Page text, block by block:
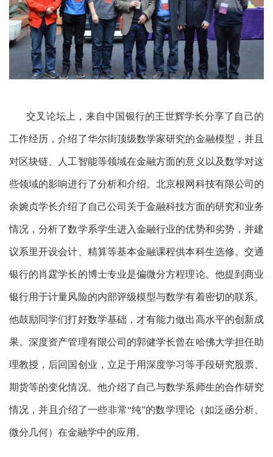
交叉论坛上，来自中国银行的王世辉学长分享了自己的
工作经历，介绍了华尔街顶级数学家研究的金融模型，并且
对区块链、人工智能等领域在金融方面的意义以及数学对这
些领域的影响进行了分析和介绍。北京根网科技有限公司的
余婉贞学长介绍了自己公司关于金融科技方面的研究和业务
情况，分析了数学系学生进入金融行业的优势和劣势，并建
议系里开设会计、精算等基本金融课程供本科生选修。 交通
银行的肖霆学长的博士专业是偏微分方程理论。他提到商业
银行用于计量风险的内部评级模型与数学有着密切的联系。
他鼓励同学们打好数学基础，才有能力做出高水平的创新成
果。深度资产管理有限公司的郭健学长曾在哈佛大学担任助
理教授，后回国创业，立足于用深度学习等手段研究股票、
期货等的变化情况。他介绍了自己与数学系师生的合作研究
情况，并且介绍了一些非常“纯”的数学理论（如泛函分析、
微分几何）在金融学中的应用。